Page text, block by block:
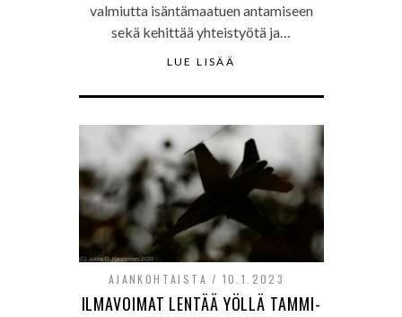
valmiutta isäntämaatuen antamiseen
sekä kehittää yhteistyötä ja…
LUE LISÄÄ
AJANKOHTAISTA 10.1.2023
ILMAVOIMAT LENTÄÄ YÖLLÄ TAMMI-